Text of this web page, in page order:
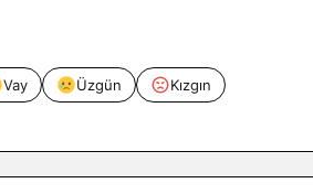
Vay Üzgün Kızgın